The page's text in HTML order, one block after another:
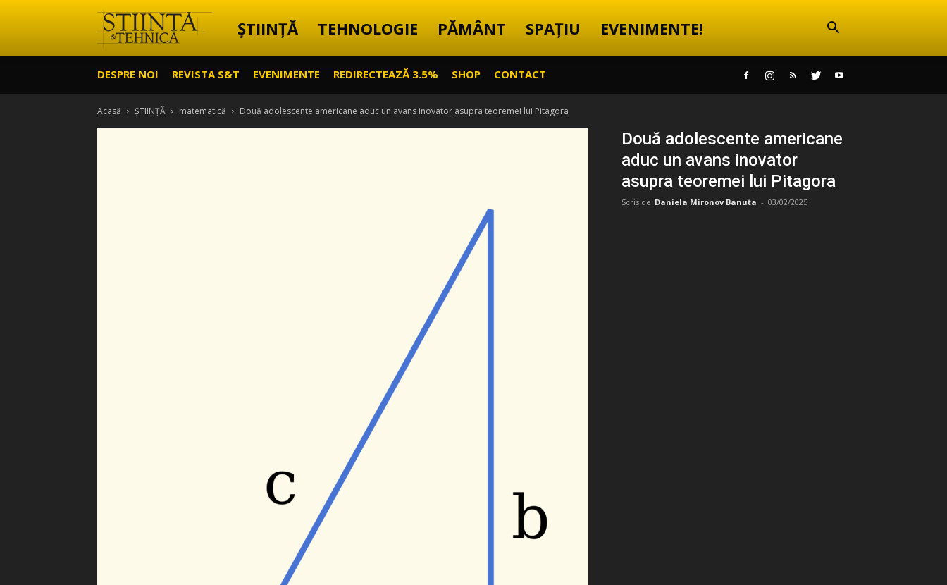
Știință
ȘTIINȚĂ TEHNOLOGIE PĂMÂNT SPAȚIU EVENIMENTE!
DESPRE NOI REVISTA S&T EVENIMENTE REDIRECTEAZĂ 3.5% SHOP CONTACT
Acasă ȘTIINȚĂ matematică Două adolescente americane aduc un avans inovator asupra teoremei lui Pitagora
Două adolescente americane
aduc un avans inovator
asupra teoremei lui Pitagora
Scris de Daniela Mironov Banuta - 03/02/2025